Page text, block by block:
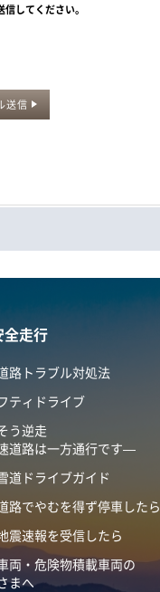
してください。
送信
全走行
路トラブル対処法
ティドライブ
う逆走
道路は一方通行です―
道ドライブガイド
路でやむを得ず停車したら
震速報を受信したら
両・危険物積載車両の
まへ